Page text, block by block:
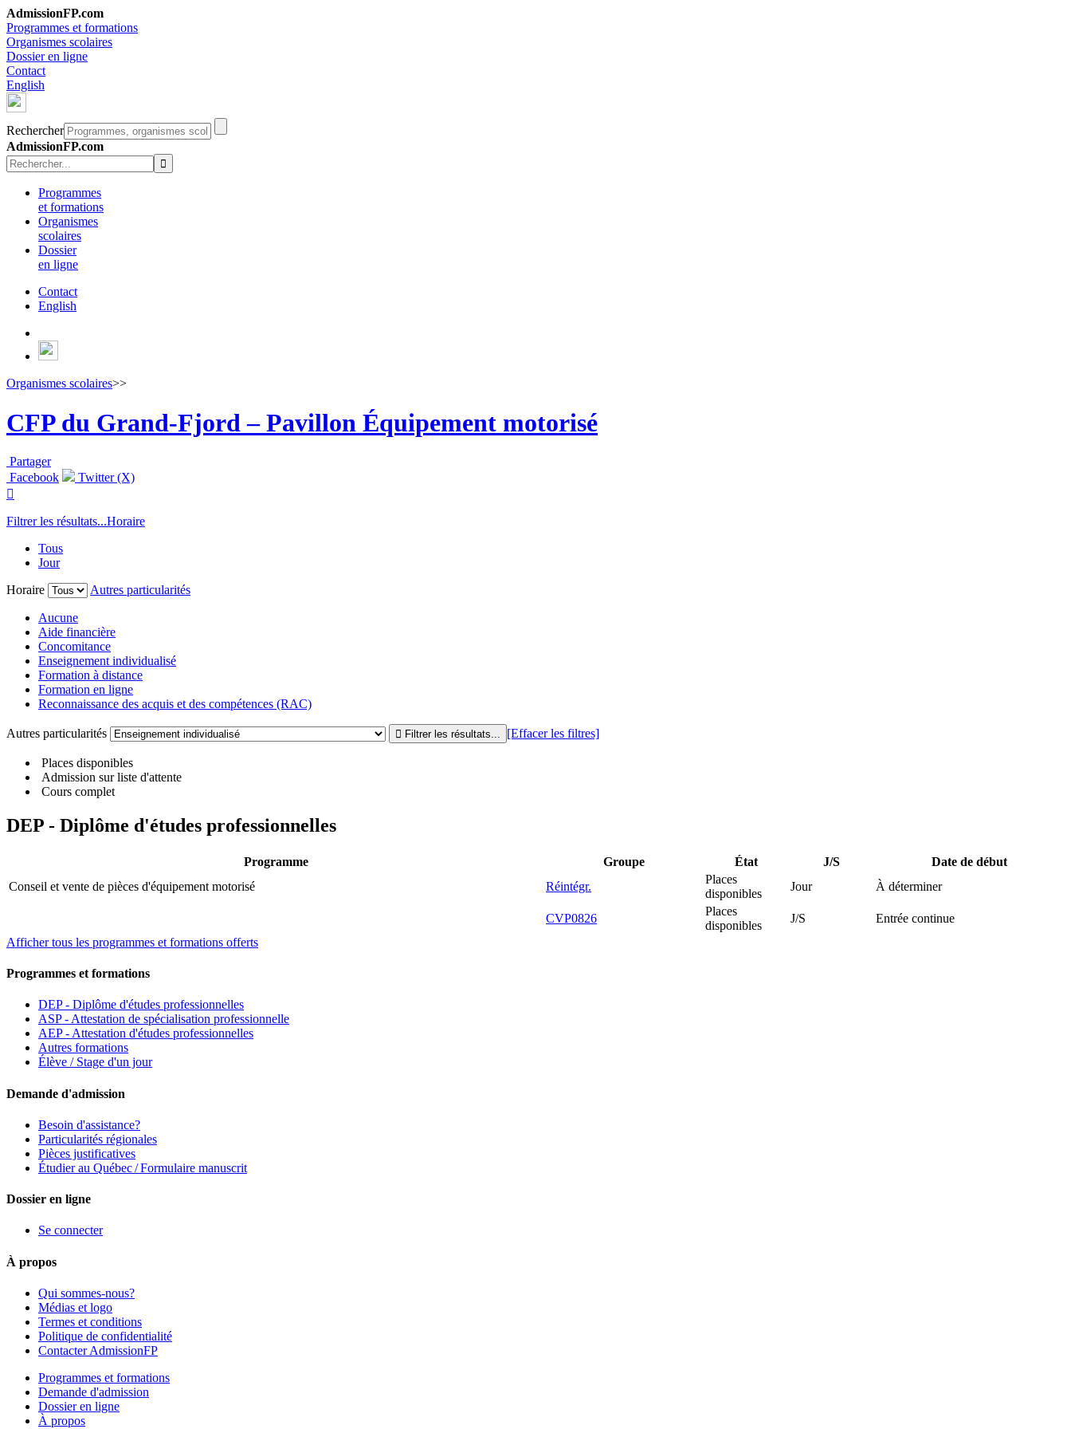
AdmissionFP.com
Programmes et formations
Organismes scolaires
Dossier en ligne
Contact
English
Rechercher
AdmissionFP.com
Programmes
et formations
Organismes
scolaires
Dossier
en ligne
Contact
English
Organismes scolaires>>
CFP du Grand-Fjord – Pavillon Équipement motorisé
Partager
Facebook
Twitter (X)

Filtrer les résultats...Horaire
Tous
Jour
Horaire
Autres particularités
Aucune
Aide financière
Concomitance
Enseignement individualisé
Formation à distance
Formation en ligne
Reconnaissance des acquis et des compétences (RAC)
Autres particularités [Effacer les filtres]
Places disponibles
Admission sur liste d'attente
Cours complet
DEP - Diplôme d'études professionnelles
Programme Groupe État J/S
Date de début
Conseil et vente de pièces d'équipement motorisé
Réintégr.
Places
disponibles
Jour À déterminer
CVP0826
Places
disponibles
J/S
Entrée continue
Afficher tous les programmes et formations offerts
Programmes et formations
DEP - Diplôme d'études professionnelles
ASP - Attestation de spécialisation professionnelle
AEP - Attestation d'études professionnelles
Autres formations
Élève / Stage d'un jour
Demande d'admission
Besoin d'assistance?
Particularités régionales
Pièces justificatives
Étudier au Québec / Formulaire manuscrit
Dossier en ligne
Se connecter
À propos
Qui sommes-nous?
Médias et logo
Termes et conditions
Politique de confidentialité
Contacter AdmissionFP
Programmes et formations
Demande d'admission
Dossier en ligne
À propos